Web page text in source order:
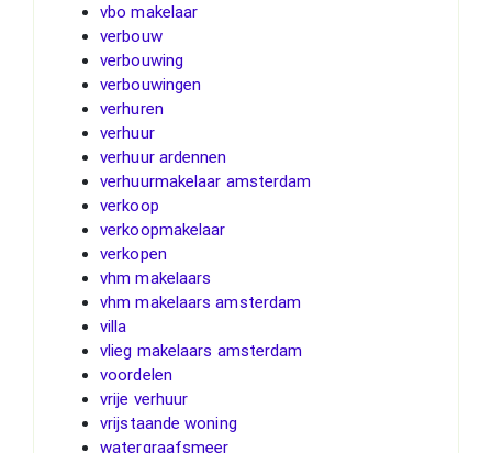
vbo makelaar
verbouw
verbouwing
verbouwingen
verhuren
verhuur
verhuur ardennen
verhuurmakelaar amsterdam
verkoop
verkoopmakelaar
verkopen
vhm makelaars
vhm makelaars amsterdam
villa
vlieg makelaars amsterdam
voordelen
vrije verhuur
vrijstaande woning
watergraafsmeer